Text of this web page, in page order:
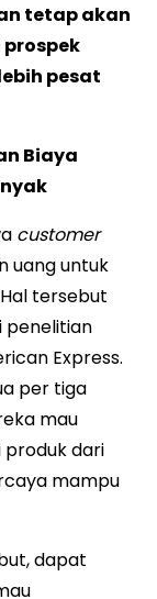
tetap akan
pesat
Biaya
customer
uang untuk
tersebut
penelitian
Express.
per tiga
mau
dari
mampu
dapat